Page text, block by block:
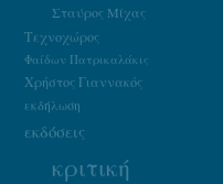
Σταύρος Μίχας
Τεχνοχώρος
Φαίδων Πατρικαλάκις
Χρήστος Γιαννακός
εκδήλωση
εκδόσεις
κριτική